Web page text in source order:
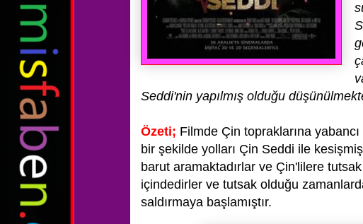
Seddi'nin yapılmış olduğu
Özeti; Filmde Çin topraklarına
bir şekilde yolları Çin Seddi ile
barut aramaktadırlar ve Çin'lilere
içindedirler ve tutsak olduğu
saldırmaya başlamıştır.